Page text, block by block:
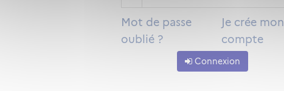
Mot de passe
oublié ?
Je crée mon
compte
Connexion